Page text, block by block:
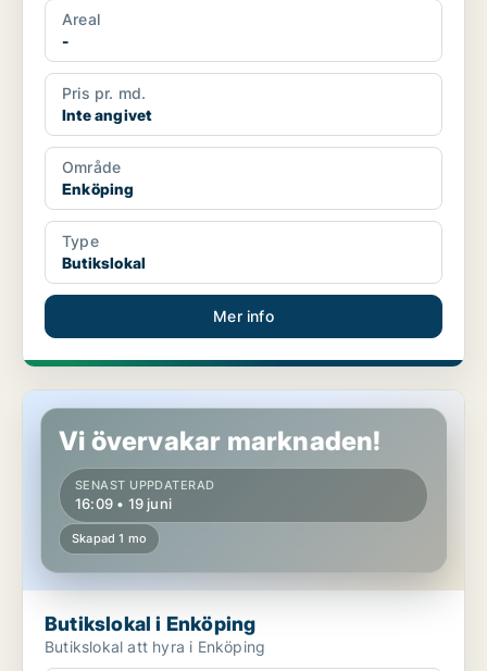
Areal
-
Pris pr. md.
Inte angivet
Område
Enköping
Type
Butikslokal
Mer info
Butikslokal i Enköping
Vi övervakar marknaden!
SENAST UPPDATERAD
16:09 • 19 juni
Skapad 1 mo
Butikslokal i Enköping
Butikslokal att hyra i Enköping